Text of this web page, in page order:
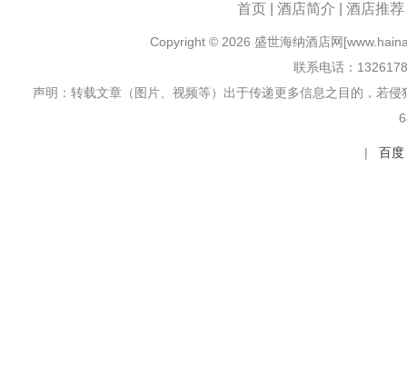
首页 酒店简介 酒店推荐
Copyright © 2026 盛世海纳酒店网
联系电话：
声明：转载文章（图片、视频等）出于传递更多信息之目的，若
| 百度